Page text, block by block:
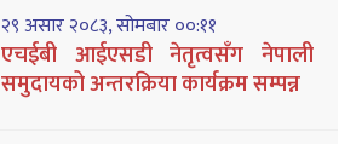
२९ असार २०८३, सोमबार ००:११
एचईबी आईएसडी नेतृत्वसँग नेपाली
समुदायको अन्तरक्रिया कार्यक्रम सम्पन्न